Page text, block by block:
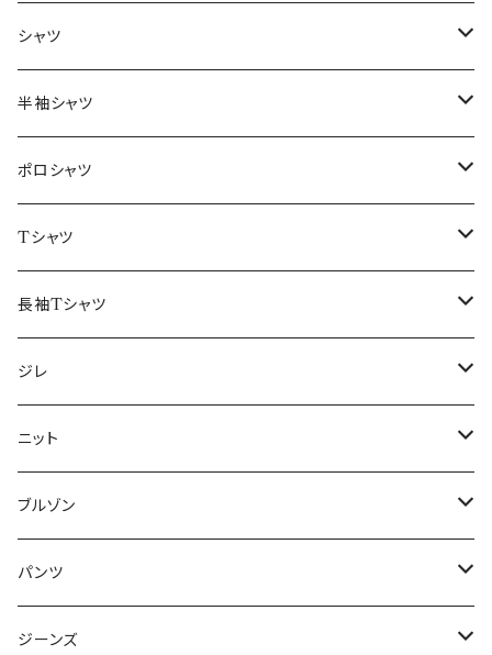
～44/S
46/M
48/L
50/XL～
シャツ
～44/S
46/M
48/L
50/XL～
半袖シャツ
～44/S
46/M
48/L
50/XL～
ポロシャツ
～44/S
46/M
48/L
50/XL～
Tシャツ
～44/S
46/M
48/L
50/XL～
長袖Tシャツ
～44/S
46/M
48/L
50/XL～
ジレ
～44/S
46/M
48/L
50/XL～
ニット
～44/S
46/M
48/L
ブルゾン
～44/S
46/M
パンツ
～44/S
ジーンズ